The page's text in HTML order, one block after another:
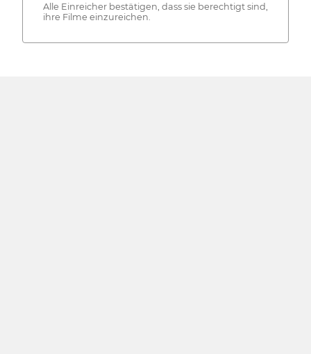
Alle Einreicher bestätigen, dass sie berechtigt sind,
ihre Filme einzureichen.